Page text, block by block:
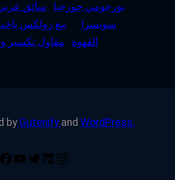
بورجومي جورجيا
سائق
سويسرا
بيع رولكس
القهوة
مقاول تكسير
byGutenify and WordPress.
Facebook
YouTube
TwitterLinkedIn